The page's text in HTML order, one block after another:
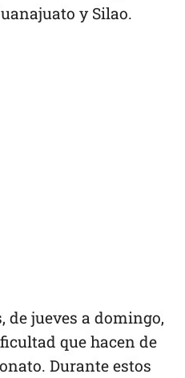
y Silao.
jueves a domingo,
que hacen de
Durante estos